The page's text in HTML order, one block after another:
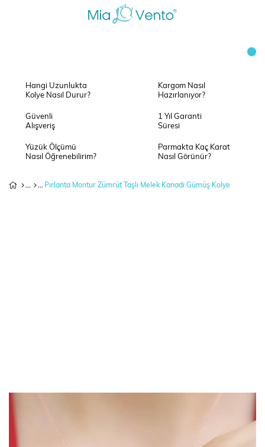
Hangi Uzunlukta
Kolye Nasıl Durur?
Kargom Nasıl
Hazırlanıyor?
Güvenli
Alışveriş
1 Yıl Garanti
Süresi
Yüzük Ölçümü
Nasıl Öğrenebilirim?
Parmakta Kaç Karat
Nasıl Görünür?
Pırlanta Montur Zümrüt Taşlı Melek Kanadı Gümüş Kolye